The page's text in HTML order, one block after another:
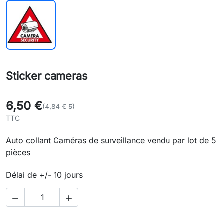
Sticker cameras
6,50 €(4,84 € 5)
TTC
Auto collant Caméras de surveillance vendu par lot de 5
pièces
Délai de +/- 10 jours
 